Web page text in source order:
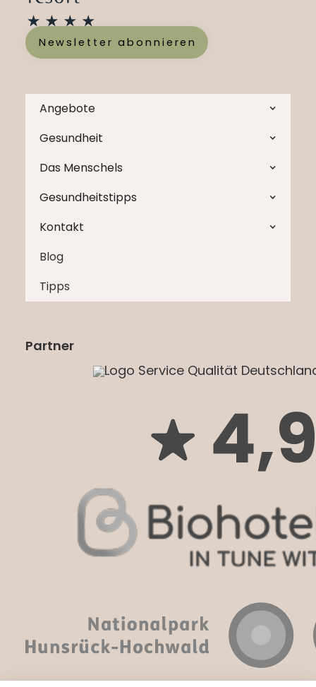
Newsletter abonnieren
Angebote
Gesundheit
Das Menschels
Gesundheitstipps
Kontakt
Blog
Tipps
Partner